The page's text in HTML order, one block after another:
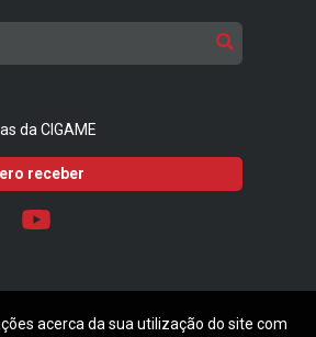
da CIGAME
receber
acerca da sua utilização do site com